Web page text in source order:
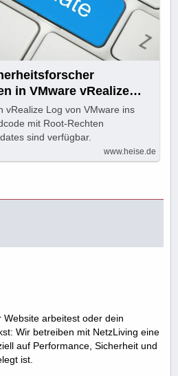
in VMware vRealize
vRealize Log von VMware ins
mit Root-Rechten
sind verfügbar.
www.heise.de
arbeitest oder dein
Wir betreiben mit NetzLiving eine
auf Performance, Sicherheit und
ist.